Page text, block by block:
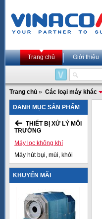
Trang chủ Giới thiệu
Trang chủ » Các loại máy khác
DANH MỤC SẢN PHẨM
THIẾT BỊ XỬ LÝ MÔI
TRƯỜNG
Máy lọc không khí
Máy hút bụi, mùi, khói
KHUYẾN MÃI